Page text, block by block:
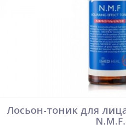
Лосьон-тоник для
N.M.F.